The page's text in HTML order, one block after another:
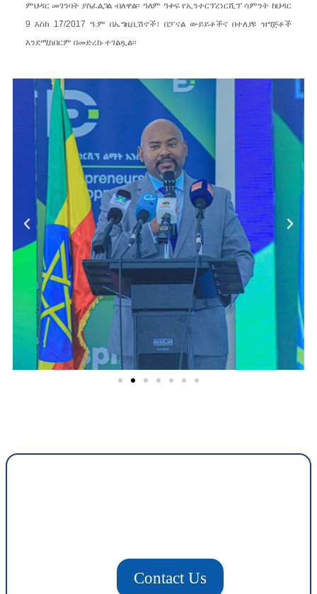
ምህዳር መገንባት ያስፈልጋል ብለዋል፡፡ ዓለም ዓቀፍ የኢንተርፕረነርሺፕ ሳምንት ከህዳር
9 እስከ 17/2017 ዓ.ም በኤግዚቢሽኖች፣ በፓናል ውይይቶችና በተለያዩ ዝግጅቶች
እንደሚከበርም በመድረኩ ተገልጿል፡፡
Contact Us